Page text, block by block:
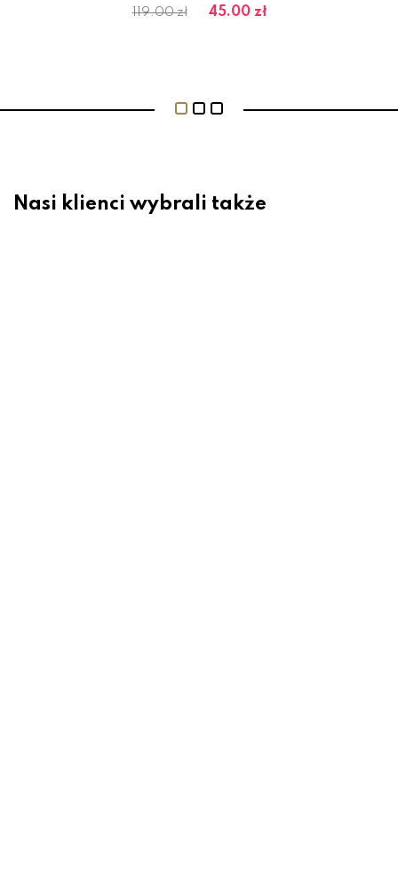
119.00 zł 45.00 zł
Nasi klienci wybrali także